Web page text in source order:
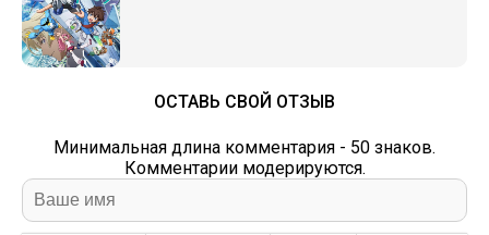
ОСТАВЬ СВОЙ ОТЗЫВ
Минимальная длина комментария - 50 знаков.
Комментарии модерируются.